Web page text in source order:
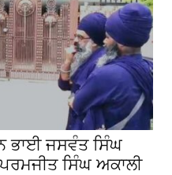
ਭਾਈ ਜਸਵੰਤ ਸਿੰਘ
ਸਿੰਘ ਅਕਾਲੀ